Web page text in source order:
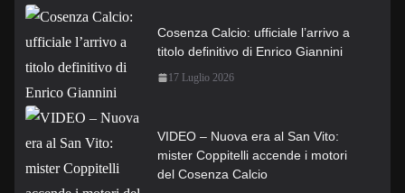
Cosenza Calcio: ufficiale l’arrivo a
titolo definitivo di Enrico Giannini
17 Luglio 2026
VIDEO – Nuova era al San Vito:
mister Coppitelli accende i motori
del Cosenza Calcio